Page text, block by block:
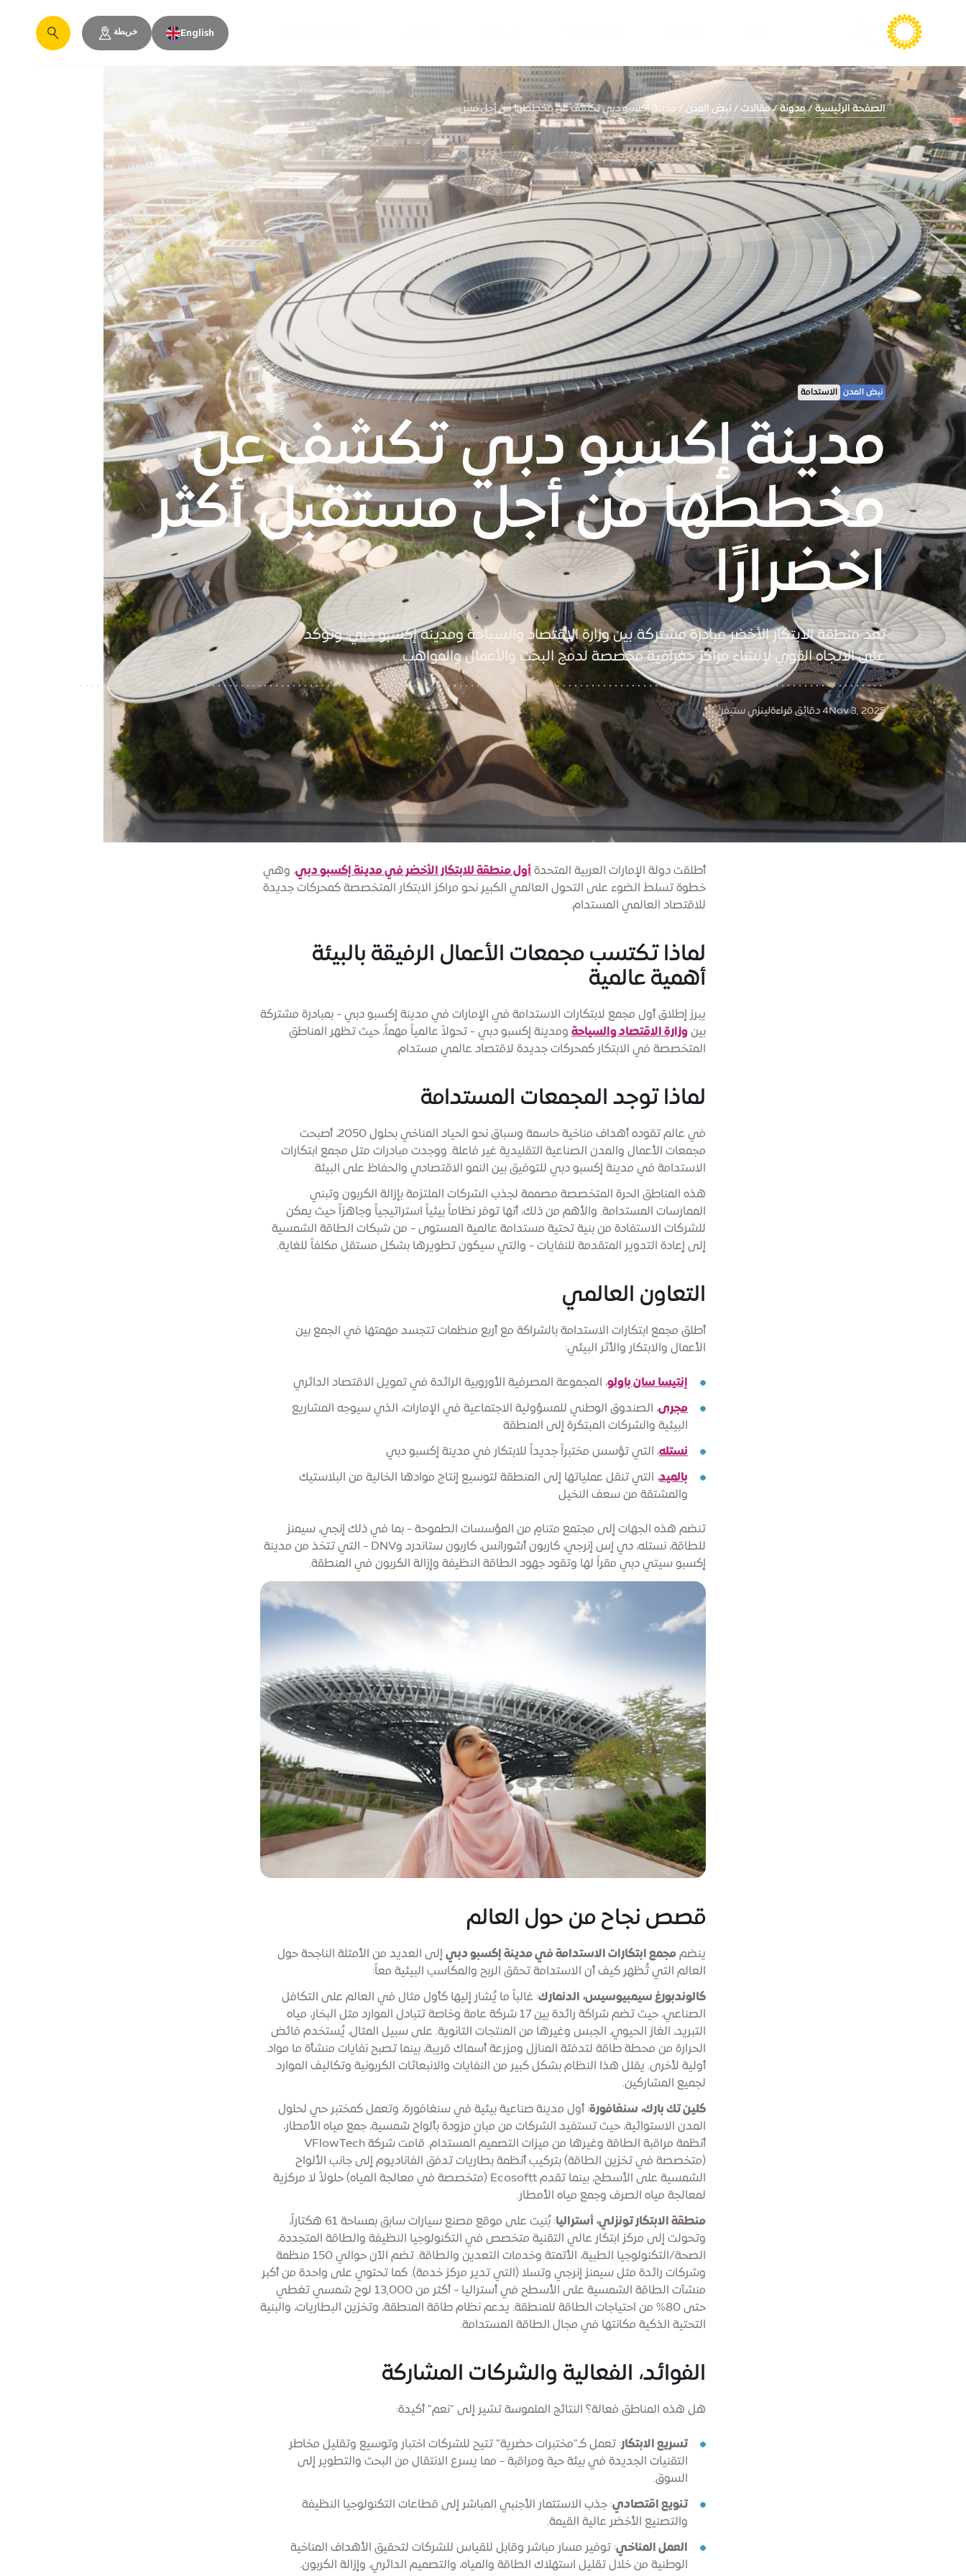
English خريطة
يبحث
الصفحة الرئيسية مدونة مقالات نبض المدن مدينة إكسبو دبي تكشف عن مخططها من أجل مس...
نبض المدن الاستدامة
مدينة إكسبو دبي تكشف عن
مخططها من أجل مستقبل أكثر
اخضرارًا
تعد منطقة الابتكار الأخضر مبادرة مشتركة بين وزارة الاقتصاد والسياحة ومدينة إكسبو دبي، وتؤكد
على الاتجاه القوي لإنشاء مراكز جغرافية مخصصة لدمج البحث والأعمال والمواهب.
Nov 3, 20254 دقائق قراءة لينزي ستيفن
أطلقت دولة الإمارات العربية المتحدة أول منطقة للابتكار الأخضر في مدينة إكسبو دبي، وهي
خطوة تسلط الضوء على التحول العالمي الكبير نحو مراكز الابتكار المتخصصة كمحركات جديدة
للاقتصاد العالمي المستدام.
لماذا تكتسب مجمعات الأعمال الرفيقة بالبيئة
أهمية عالمية
يبرز إطلاق أول مجمع لابتكارات الاستدامة في الإمارات في مدينة إكسبو دبي - بمبادرة مشتركة
بين وزارة الاقتصاد والسياحة ومدينة إكسبو دبي - تحولاً عالمياً مهماً، حيث تظهر المناطق
المتخصصة في الابتكار كمحركات جديدة لاقتصاد عالمي مستدام.
لماذا توجد المجمعات المستدامة
في عالم تقوده أهداف مناخية حاسمة وسباق نحو الحياد المناخي بحلول 2050، أصبحت
مجمعات الأعمال والمدن الصناعية التقليدية غير فاعلة. ووجدت مبادرات مثل مجمع ابتكارات
الاستدامة في مدينة إكسبو دبي للتوفيق بين النمو الاقتصادي والحفاظ على البيئة.
هذه المناطق الحرة المتخصصة مصممة لجذب الشركات الملتزمة بإزالة الكربون وتبني
الممارسات المستدامة. والأهم من ذلك، أنها توفر نظاماً بيئياً استراتيجياً وجاهزاً حيث يمكن
للشركات الاستفادة من بنية تحتية مستدامة عالمية المستوى - من شبكات الطاقة الشمسية
إلى إعادة التدوير المتقدمة للنفايات - والتي سيكون تطويرها بشكل مستقل مكلفاً للغاية.
التعاون العالمي
أطلق مجمع ابتكارات الاستدامة بالشراكة مع أربع منظمات تتجسد مهمتها في الجمع بين
الأعمال والابتكار والأثر البيئي:
إنتيسا سان باولو، المجموعة المصرفية الأوروبية الرائدة في تمويل الاقتصاد الدائري
مجرى، الصندوق الوطني للمسؤولية الاجتماعية في الإمارات، الذي سيوجه المشاريع
البيئية والشركات المبتكرة إلى المنطقة
نستله، التي تؤسس مختبراً جديداً للابتكار في مدينة إكسبو دبي
بالميد، التي تنقل عملياتها إلى المنطقة لتوسيع إنتاج موادها الخالية من البلاستيك
والمشتقة من سعف النخيل
تنضم هذه الجهات إلى مجتمع متنامٍ من المؤسسات الطموحة - بما في ذلك إنجي، سيمنز
للطاقة، نستله، دي إس إنرجي، كاربون أشورانس، كاربون ستاندرد وDNV - التي تتخذ من مدينة
إكسبو سيتي دبي مقراً لها وتقود جهود الطاقة النظيفة وإزالة الكربون في المنطقة.
قصص نجاح من حول العالم
ينضم مجمع ابتكارات الاستدامة في مدينة إكسبو دبي إلى العديد من الأمثلة الناجحة حول
العالم التي تُظهر كيف أن الاستدامة تحقق الربح والمكاسب البيئية معاً:
كالوندبورغ سيمبيوسيس، الدنمارك: غالباً ما يُشار إليها كأول مثال في العالم على التكافل
الصناعي، حيث تضم شراكة رائدة بين 17 شركة عامة وخاصة تتبادل الموارد مثل البخار، مياه
التبريد، الغاز الحيوي، الجبس وغيرها من المنتجات الثانوية. على سبيل المثال، يُستخدم فائض
الحرارة من محطة طاقة لتدفئة المنازل ومزرعة أسماك قريبة، بينما تصبح نفايات منشأة ما مواد
أولية لأخرى. يقلل هذا النظام بشكل كبير من النفايات والانبعاثات الكربونية وتكاليف الموارد
لجميع المشاركين.
كلين تك بارك، سنغافورة: أول مدينة صناعية بيئية في سنغافورة، وتعمل كمختبر حي لحلول
المدن الاستوائية، حيث تستفيد الشركات من مبانٍ مزودة بألواح شمسية، جمع مياه الأمطار،
أنظمة مراقبة الطاقة وغيرها من ميزات التصميم المستدام. قامت شركة VFlowTech
(متخصصة في تخزين الطاقة) بتركيب أنظمة بطاريات تدفق الفاناديوم إلى جانب الألواح
الشمسية على الأسطح، بينما تقدم Ecosoftt (متخصصة في معالجة المياه) حلولاً لا مركزية
لمعالجة مياه الصرف وجمع مياه الأمطار.
منطقة الابتكار تونزلي، أستراليا
: بُنيت على موقع مصنع سيارات سابق بمساحة 61 هكتاراً،
وتحولت إلى مركز ابتكار عالي التقنية متخصص في التكنولوجيا النظيفة والطاقة المتجددة،
الصحة/التكنولوجيا الطبية، الأتمتة وخدمات التعدين والطاقة. تضم الآن حوالي 150 منظمة
وشركات رائدة مثل سيمنز إنرجي وتسلا (التي تدير مركز خدمة). كما تحتوي على واحدة من أكبر
منشآت الطاقة الشمسية على الأسطح في أستراليا - أكثر من 13,000 لوح شمسي تغطي
حتى 80% من احتياجات الطاقة للمنطقة. يدعم نظام طاقة المنطقة، وتخزين البطاريات، والبنية
التحتية الذكية مكانتها في مجال الطاقة المستدامة.
الفوائد، الفعالية والشركات المشاركة
هل هذه المناطق فعالة؟ النتائج الملموسة تشير إلى "نعم" أكيدة:
تسريع الابتكار: تعمل كـ"مختبرات حضرية" تتيح للشركات اختبار وتوسيع وتقليل مخاطر
التقنيات الجديدة في بيئة حية ومراقبة - مما يسرع الانتقال من البحث والتطوير إلى
السوق.
تنويع اقتصادي: جذب الاستثمار الأجنبي المباشر إلى قطاعات التكنولوجيا النظيفة
والتصنيع الأخضر عالية القيمة.
العمل المناخي: توفير مسار مباشر وقابل للقياس للشركات لتحقيق الأهداف المناخية
الوطنية من خلال تقليل استهلاك الطاقة والمياه، والتصميم الدائري، وإزالة الكربون.